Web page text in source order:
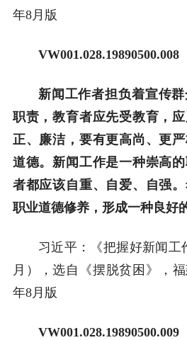
年8月版
VW001.028.19890500.008
新闻工作者担负着宣传
职责，教育者应先受教育，
正、廉洁，要有更高尚、更
道德。新闻工作是一种崇高
者都应该自重、自爱、自强
职业道德修养，形成一种良好
习近平：《把握好新闻工
月），选自《摆脱贫困》，
年8月版
VW001.028.19890500.009